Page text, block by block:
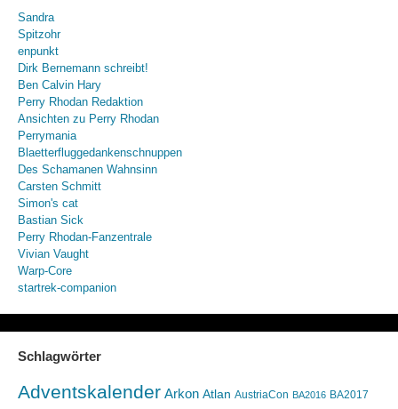
Sandra
Spitzohr
enpunkt
Dirk Bernemann schreibt!
Ben Calvin Hary
Perry Rhodan Redaktion
Ansichten zu Perry Rhodan
Perrymania
Blaetterfluggedankenschnuppen
Des Schamanen Wahnsinn
Carsten Schmitt
Simon's cat
Bastian Sick
Perry Rhodan-Fanzentrale
Vivian Vaught
Warp-Core
startrek-companion
Schlagwörter
Adventskalender Arkon Atlan AustriaCon BA2016 BA2017